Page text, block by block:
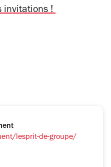
invitations !
lesprit-de-groupe/